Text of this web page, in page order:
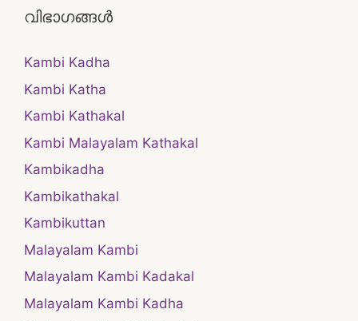
വിഭാഗങ്ങൾ
Kambi Kadha
Kambi Katha
Kambi Kathakal
Kambi Malayalam Kathakal
Kambikadha
Kambikathakal
Kambikuttan
Malayalam Kambi
Malayalam Kambi Kadakal
Malayalam Kambi Kadha